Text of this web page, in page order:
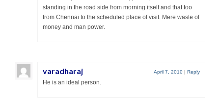
Perunthalaivar
standing in the road side from morning itself and that too
from Chennai to the scheduled place of visit. Mere waste of
money and man power.
varadharaj April 7, 2010 | Reply
He is an ideal person.